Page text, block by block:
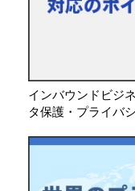
インバウンドビジ
タ保護・プライバ